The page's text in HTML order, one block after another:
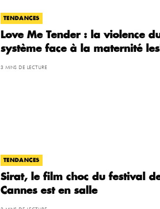
TENDANCES
Love Me Tender : la violence
système face à la maternité
3 MINS DE LECTURE
TENDANCES
Sirat, le film choc du festival
Cannes est en salle